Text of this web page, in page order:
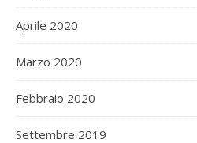
Aprile 2020
Marzo 2020
Febbraio 2020
Settembre 2019